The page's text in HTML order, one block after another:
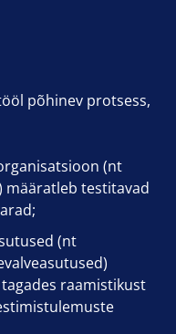
põhinev protsess,
(nt
määratleb testitavad
(nt
tagades raamistikust